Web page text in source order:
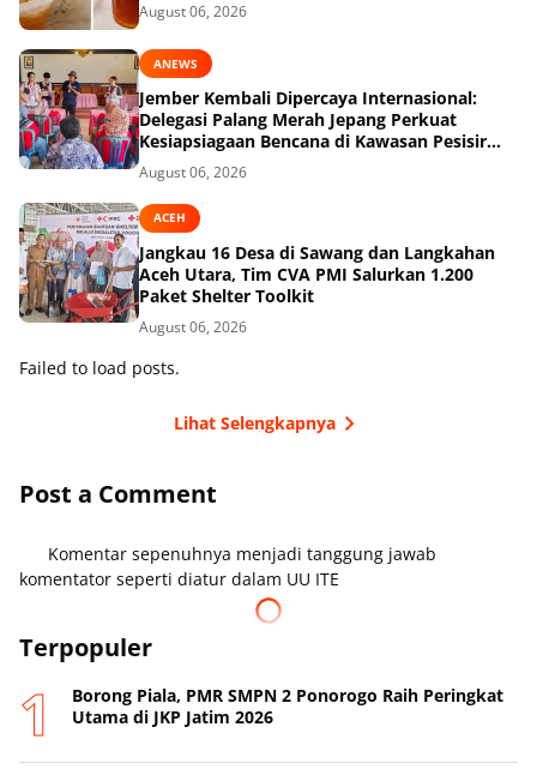
August 06, 2026
ANEWS
Jember Kembali Dipercaya Internasional:
Delegasi Palang Merah Jepang Perkuat
Kesiapsiagaan Bencana di Kawasan Pesisir
dan Sekolah
August 06, 2026
ACEH
Jangkau 16 Desa di Sawang dan Langkahan
Aceh Utara, Tim CVA PMI Salurkan 1.200
Paket Shelter Toolkit
August 06, 2026
Failed to load posts.
Lihat Selengkapnya
Post a Comment
Komentar sepenuhnya menjadi tanggung jawab
komentator seperti diatur dalam UU ITE
Terpopuler
Borong Piala, PMR SMPN 2 Ponorogo Raih Peringkat
Utama di JKP Jatim 2026